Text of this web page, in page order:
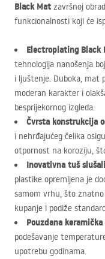
Black Mat završnoj
funkcionalnosti koji će
Electroplating Black
tehnologija nanošenja
i ljuštenje. Duboka, mat
moderan karakter i
besprijekornog izgleda.
Čvrsta konstrukcija
i nehrđajućeg čelika
otpornost na koroziju,
Inovativna tuš
plastike opremljena je
samom vrhu, što znatno
kupanje i podiže
Pouzdana keramička
podešavanje
upotrebu godinama.